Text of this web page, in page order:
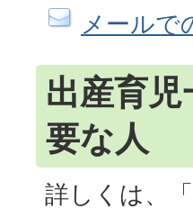
メールで
出産育
要な人
詳しくは、「